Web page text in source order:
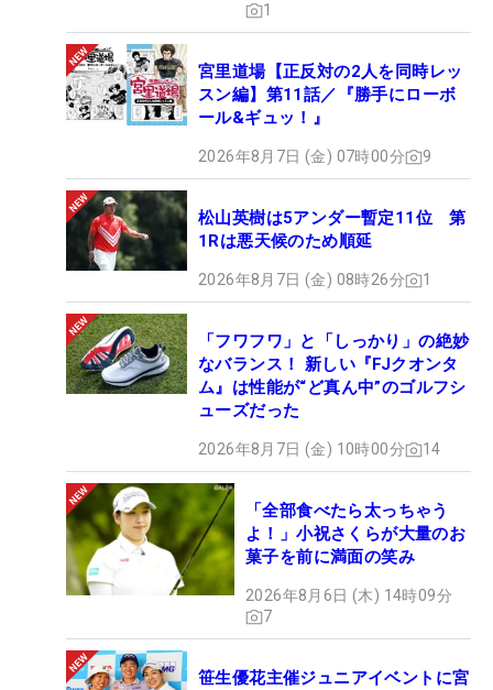
1
宮里道場【正反対の2人を同時レッ
スン編】第11話／『勝手にローボ
ール&ギュッ！』
2026年8月7日 (金) 07時00分 9
松山英樹は5アンダー暫定11位 第
1Rは悪天候のため順延
2026年8月7日 (金) 08時26分 1
「フワフワ」と「しっかり」の絶妙
なバランス！ 新しい『FJクオンタ
ム』は性能が“ど真ん中”のゴルフシ
ューズだった
2026年8月7日 (金) 10時00分 14
「全部食べたら太っちゃう
よ！」小祝さくらが大量のお
菓子を前に満面の笑み
2026年8月6日 (木) 14時09分
7
笹生優花主催ジュニアイベントに宮